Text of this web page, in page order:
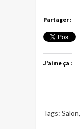
Partager :
J’aime ça :
Tags: Salon,